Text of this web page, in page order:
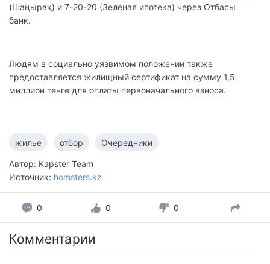
(Шаңырақ) и 7-20-20 (Зеленая ипотека) через Отбасы
банк.
Людям в социально уязвимом положении также
предоставляется жилищный сертификат на сумму 1,5
миллион тенге для оплаты первоначального взноса.
жилье отбор Очередники
Автор: Kapster Team
Источник: homsters.kz
0 0 0
Комментарии